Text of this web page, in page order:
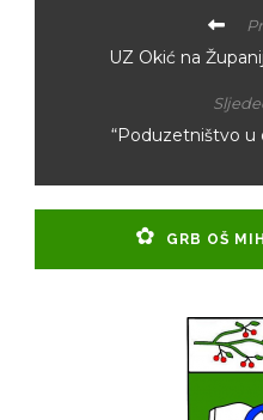
UZ Okić na
“Poduzetništvo u
GRB OŠ